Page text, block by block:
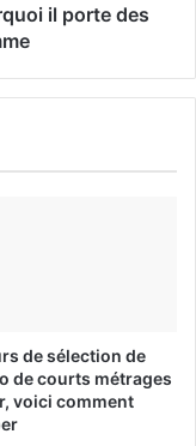
il porte des
de sélection de
de courts métrages
voici comment